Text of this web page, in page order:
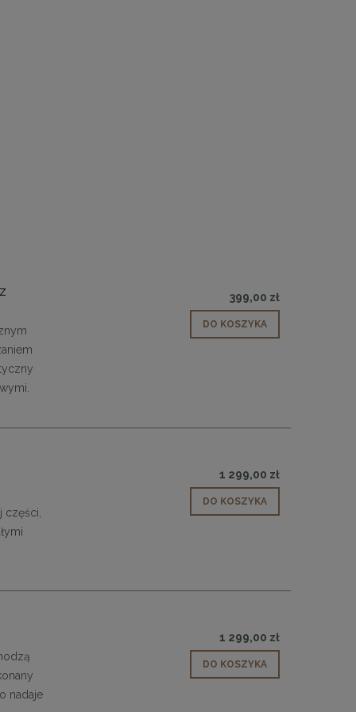
Panele ścienne tapicerowane 70 x 30
399,00 zł
DO KOSZYKA
części,
1 299,00 zł
DO KOSZYKA
nadaje
1 299,00 zł
DO KOSZYKA